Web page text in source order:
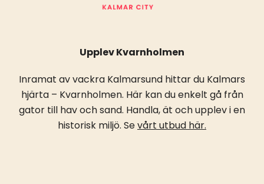
Upplev Kvarnholmen
Inramat av vackra Kalmarsund hittar du Kalmars
hjärta – Kvarnholmen. Här kan du enkelt gå från
gator till hav och sand. Handla, ät och upplev i en
historisk miljö. Sevårt utbud här.